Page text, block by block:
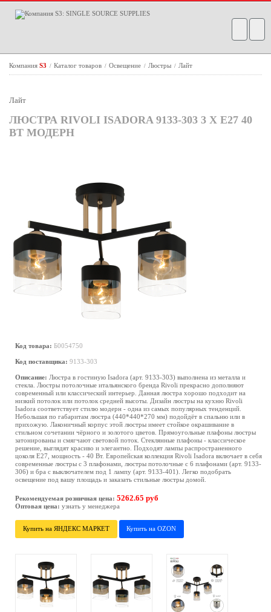
Компания S3 / Каталог товаров / Освещение / Люстры / Лайт
Лайт
ЛЮСТРА RIVOLI ISADORA 9133-303 3 Х Е27 40
ВТ МОДЕРН
Код товара: Б0054750
Код поставщика: 9133-303
Описание: Люстра в гостиную Isadora (арт. 9133-303) выполнена из металла и
стекла. Люстры потолочные итальянского бренда Rivoli прекрасно дополняют
современный или классический интерьер. Данная люстра хорошо подходит на
низкий потолок или потолок средней высоты. Дизайн люстры на кухню Rivoli
Isadora соответствует стилю модерн - одна из самых популярных тенденций.
Небольшая по габаритам люстра (440*440*270 мм) подойдёт в спальню или в
прихожую. Лаконичный корпус этой люстры имеет стойкое окрашивание в
стильном сочетании чёрного и золотого цветов. Прямоугольные плафоны люстры
затонированы и смягчают световой поток. Стеклянные плафоны - классическое
решение, выглядят красиво и элегантно. Подходят лампы распространенного
цоколя Е27, мощность - 40 Вт. Европейская коллекция Rivoli Isadora включает в себя
современные люстры с 3 плафонами, люстры потолочные с 6 плафонами (арт. 9133-
306) и бра с выключателем под 1 лампу (арт. 9133-401). Легко подобрать
освещение под вашу площадь и заказать стильные люстры домой.
Рекомендуемая розничная цена: 5262.65 руб
Оптовая цена: узнать у менеджера
Купить на ЯНДЕКС МАРКЕТ Купить на OZON